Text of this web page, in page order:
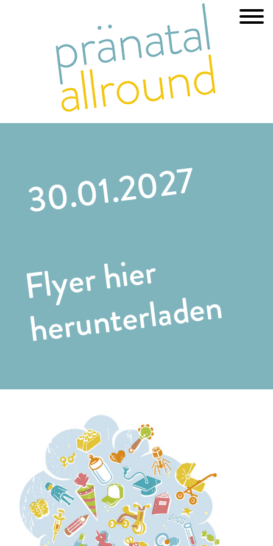
30.01.2027
Flyer hier
herunterladen